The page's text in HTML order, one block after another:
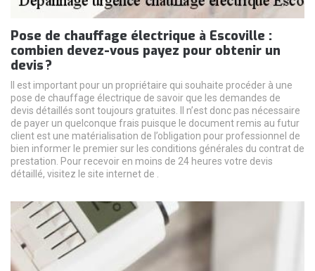
Pose de chauffage électrique à Escoville :
combien devez-vous payez pour obtenir un
devis ?
Il est important pour un propriétaire qui souhaite procéder à une
pose de chauffage électrique de savoir que les demandes de
devis détaillés sont toujours gratuites. Il n’est donc pas nécessaire
de payer un quelconque frais puisque le document remis au futur
client est une matérialisation de l’obligation pour professionnel de
bien informer le premier sur les conditions générales du contrat de
prestation. Pour recevoir en moins de 24 heures votre devis
détaillé, visitez le site internet de .